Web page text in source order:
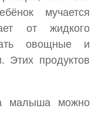
мучается
от жидкого
овощные и
Этих продуктов
малыша можно